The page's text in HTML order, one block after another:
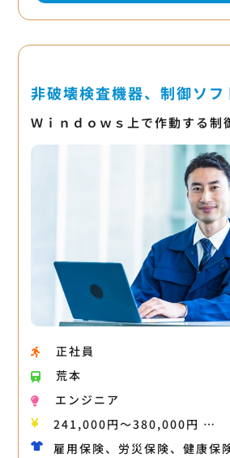
非破壊検査機器、制御ソ
Ｗｉｎｄｏｗｓ上で作動する
正社員
荒本
エンジニア
241,000円〜380,000円 …
雇用保険、労災保険、健康保